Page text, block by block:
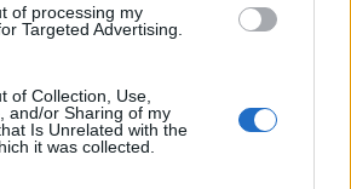
of processing my
Targeted Advertising.
of Collection, Use,
and/or Sharing of my
Is Unrelated with the
it was collected.
pobouřilo veřejnost video, které bylo k